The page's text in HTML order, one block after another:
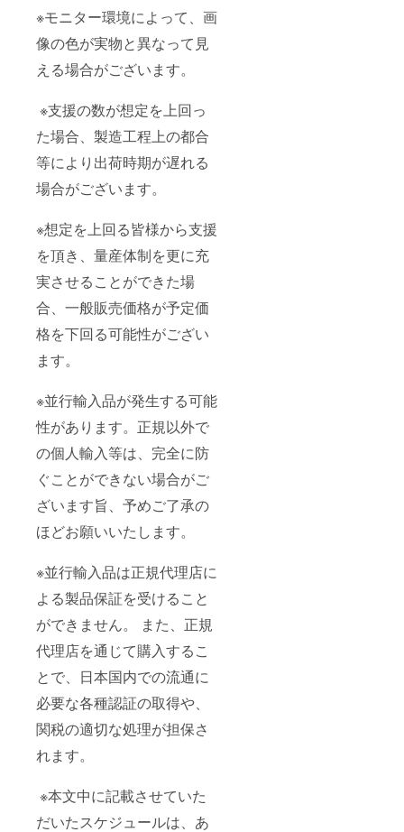
※モニター環境によって、画
像の色が実物と異なって見
える場合がございます。
※支援の数が想定を上回っ
た場合、製造工程上の都合
等により出荷時期が遅れる
場合がございます。
※想定を上回る皆様から支援
を頂き、量産体制を更に充
実させることができた場
合、一般販売価格が予定価
格を下回る可能性がござい
ます。
※並行輸入品が発生する可能
性があります。正規以外で
の個人輸入等は、完全に防
ぐことができない場合がご
ざいます旨、予めご了承の
ほどお願いいたします。
※並行輸入品は正規代理店に
よる製品保証を受けること
ができません。 また、正規
代理店を通じて購入するこ
とで、日本国内での流通に
必要な各種認証の取得や、
関税の適切な処理が担保さ
れます。
※本文中に記載させていた
だいたスケジュールは、あ